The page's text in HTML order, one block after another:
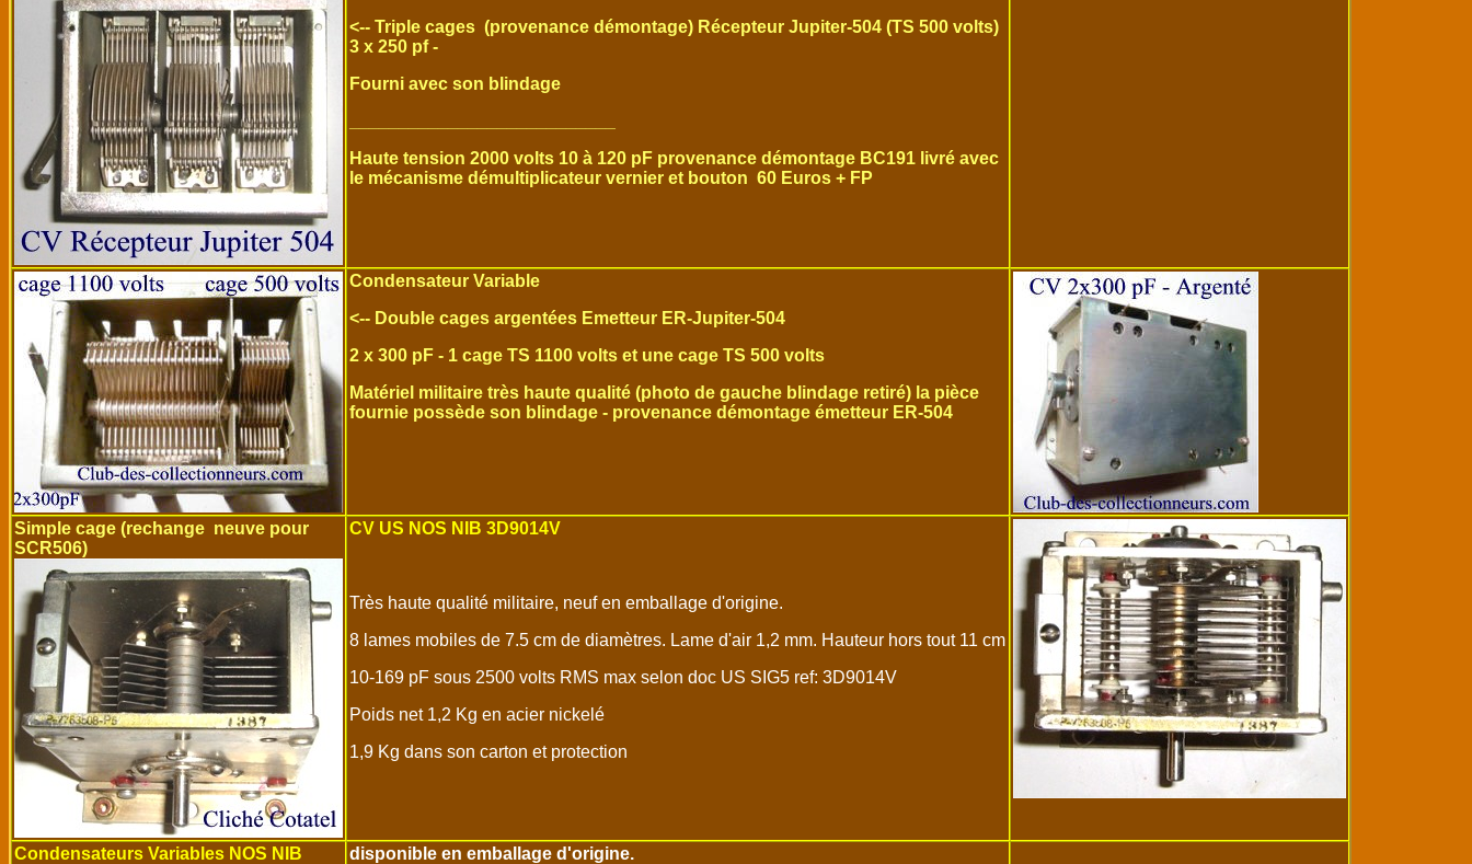
<-- Triple cages (provenance démontage) Récepteur Jupiter-504 (TS 500 volts)
3 x 250 pf -
Fourni avec son blindage
Haute tension 2000 volts 10 à 120 pF provenance démontage BC191 livré avec
le mécanisme démultiplicateur vernier et bouton 60 Euros + FP
Condensateur Variable
<-- Double cages argentées Emetteur ER-Jupiter-504
2 x 300 pF - 1 cage TS 1100 volts et une cage TS 500 volts
Matériel militaire très haute qualité (photo de gauche blindage retiré) la pièce
fournie possède son blindage - provenance démontage émetteur ER-504
Simple cage (rechange neuve pour
SCR506)
CV US NOS NIB 3D9014V
Très haute qualité militaire, neuf en emballage d'origine.
8 lames mobiles de 7.5 cm de diamètres. Lame d'air 1,2 mm. Hauteur hors tout 11 cm
10-169 pF sous 2500 volts RMS max selon doc US SIG5 ref: 3D9014V
Poids net 1,2 Kg en acier nickelé
1,9 Kg dans son carton et protection
Condensateurs Variables NOS NIB
disponible en emballage d'origine.